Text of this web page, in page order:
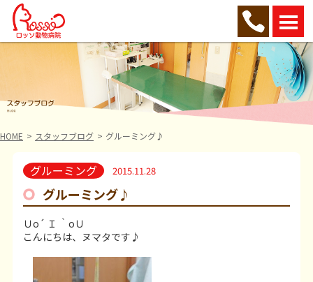
HOME スタッフブログ グルーミング♪
グルーミング 2015.11.28
グルーミング♪
Ｕo´ Ｉ ｀oＵ
こんにちは、ヌマタです♪